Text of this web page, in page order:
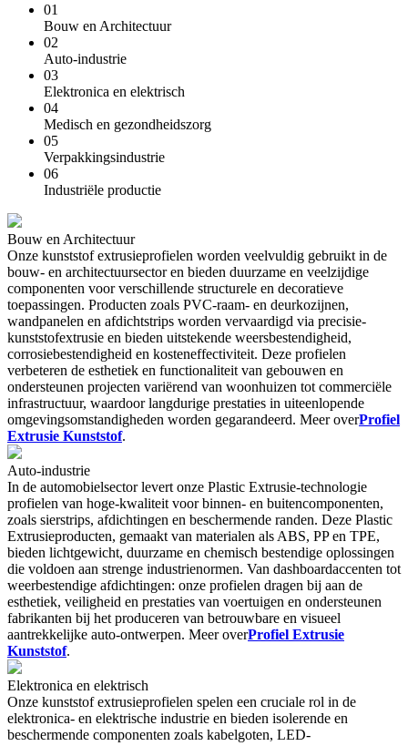
01
Bouw en Architectuur
02
Auto-industrie
03
Elektronica en elektrisch
04
Medisch en gezondheidszorg
05
Verpakkingsindustrie
06
Industriële productie
Bouw en Architectuur
Onze kunststof extrusieprofielen worden veelvuldig gebruikt in de
bouw- en architectuursector en bieden duurzame en veelzijdige
componenten voor verschillende structurele en decoratieve
toepassingen. Producten zoals PVC-raam- en deurkozijnen,
wandpanelen en afdichtstrips worden vervaardigd via precisie-
kunststofextrusie en bieden uitstekende weersbestendigheid,
corrosiebestendigheid en kosteneffectiviteit. Deze profielen
verbeteren de esthetiek en functionaliteit van gebouwen en
ondersteunen projecten variërend van woonhuizen tot commerciële
infrastructuur, waardoor langdurige prestaties in uiteenlopende
omgevingsomstandigheden worden gegarandeerd. Meer overProfiel
Extrusie Kunststof​.
Auto-industrie
In de automobielsector levert onze Plastic Extrusie-technologie
profielen van hoge-kwaliteit voor binnen- en buitencomponenten,
zoals sierstrips, afdichtingen en beschermende randen. Deze Plastic
Extrusieproducten, gemaakt van materialen als ABS, PP en TPE,
bieden lichtgewicht, duurzame en chemisch bestendige oplossingen
die voldoen aan strenge industrienormen. Van dashboardaccenten tot
weerbestendige afdichtingen: onze profielen dragen bij aan de
esthetiek, veiligheid en prestaties van voertuigen en ondersteunen
fabrikanten bij het produceren van betrouwbare en visueel
aantrekkelijke auto-ontwerpen. Meer overProfiel Extrusie
Kunststof​.
Elektronica en elektrisch
Onze kunststof extrusieprofielen spelen een cruciale rol in de
elektronica- en elektrische industrie en bieden isolerende en
beschermende componenten zoals kabelgoten, LED-